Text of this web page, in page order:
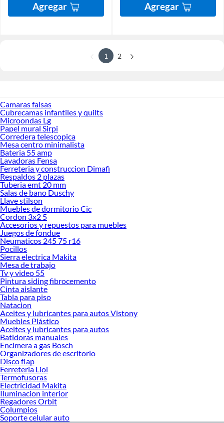
Agregar Agregar
1 2
Camaras falsas
Cubrecamas infantiles y quilts
Microondas Lg
Papel mural Sirpi
Corredera telescopica
Mesa centro minimalista
Bateria 55 amp
Lavadoras Fensa
Ferreteria y construccion Dimafi
Respaldos 2 plazas
Tuberia emt 20 mm
Salas de bano Duschy
Llave stilson
Muebles de dormitorio Cic
Cordon 3x2 5
Accesorios y repuestos para muebles
Juegos de fondue
Neumaticos 245 75 r16
Pocillos
Sierra electrica Makita
Mesa de trabajo
Tv y video 55
Pintura siding fibrocemento
Cinta aislante
Tabla para piso
Natacion
Aceites y lubricantes para autos Vistony
Muebles Plástico
Aceites y lubricantes para autos
Batidoras manuales
Encimera a gas Bosch
Organizadores de escritorio
Disco flap
Ferreteria Lioi
Termofusoras
Electricidad Makita
Iluminacion interior
Regadores Orbit
Columpios
Soporte celular auto